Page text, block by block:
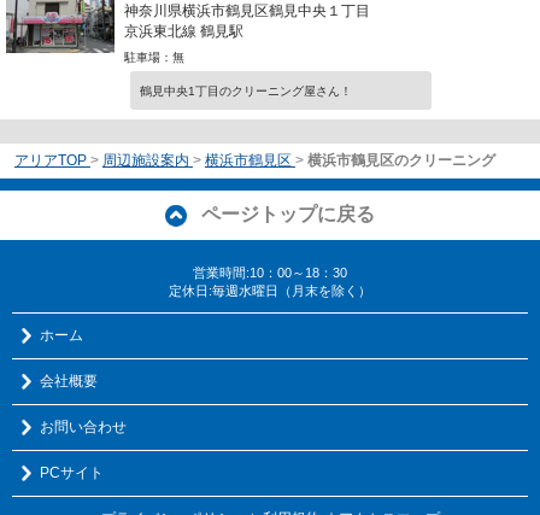
神奈川県横浜市鶴見区鶴見中央１丁目
京浜東北線 鶴見駅
駐車場：無
鶴見中央1丁目のクリーニング屋さん！
アリアTOP > 周辺施設案内 > 横浜市鶴見区 > 横浜市鶴見区のクリーニング
ページトップに戻る
営業時間:10：00～18：30
定休日:毎週水曜日（月末を除く）
ホーム
会社概要
お問い合わせ
PCサイト